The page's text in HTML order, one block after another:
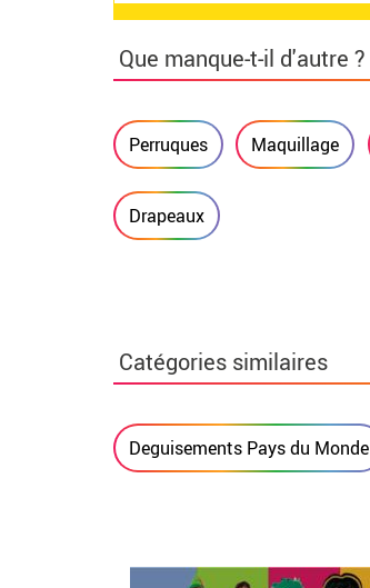
Que manque-t-il d'autre ?
Perruques Maquillage
Drapeaux
Catégories similaires
Deguisements Pays du Monde